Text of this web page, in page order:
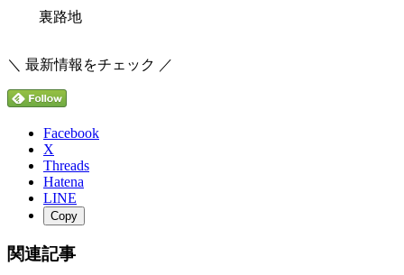
裏路地
＼ 最新情報をチェック ／
Facebook
X
Threads
Hatena
LINE
Copy
関連記事